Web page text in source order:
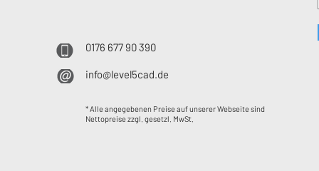
0176 677 90 390
info@level5cad.de
* Alle angegebenen Preise auf unserer Webseite sind
Nettopreise zzgl. gesetzl. MwSt.